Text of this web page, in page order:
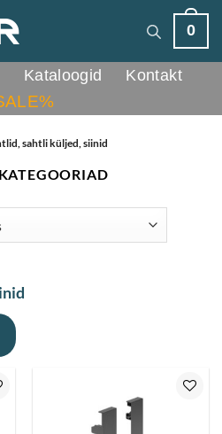
0
Kataloogid Kontakt
sahtli küljed, siinid